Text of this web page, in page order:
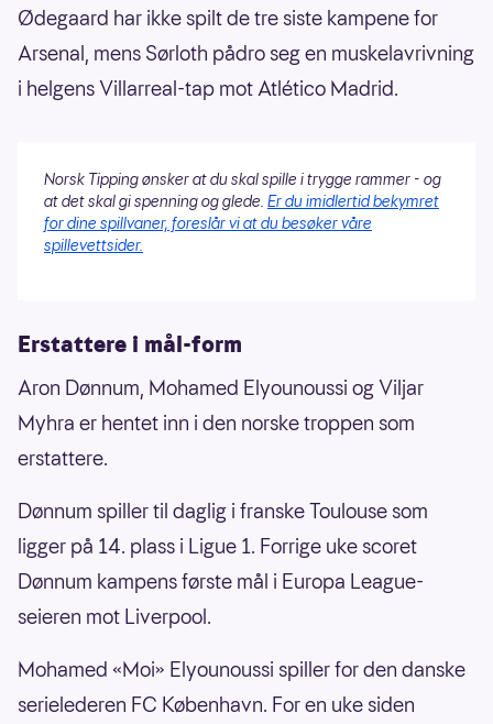
Ødegaard har ikke spilt de tre siste kampene for
Arsenal, mens Sørloth pådro seg en muskelavrivning
i helgens Villarreal-tap mot Atlético Madrid.
Norsk Tipping ønsker at du skal spille i trygge rammer - og
at det skal gi spenning og glede. Er du imidlertid bekymret
for dine spillvaner, foreslår vi at du besøker våre
spillevettsider.
Erstattere i mål-form
Aron Dønnum, Mohamed Elyounoussi og Viljar
Myhra er hentet inn i den norske troppen som
erstattere.
Dønnum spiller til daglig i franske Toulouse som
ligger på 14. plass i Ligue 1. Forrige uke scoret
Dønnum kampens første mål i Europa League-
seieren mot Liverpool.
Mohamed «Moi» Elyounoussi spiller for den danske
serielederen FC København. For en uke siden